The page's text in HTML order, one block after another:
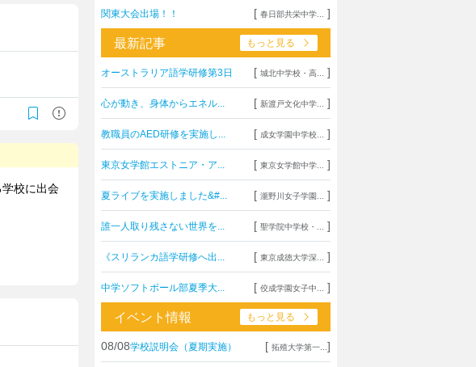
関東大会出場！！ [ 春日部共栄中学... ]
最新記事 もっと見る
オーストラリア語学研修第3日 [ 城北中学校・高... ]
心が動き、身体からエネル... [ 新渡戸文化中学... ]
教職員のAED研修を実施し... [ 成女学園中学校... ]
東京女学館エストニア・ア... [ 東京女学館中学... ]
夏ライブを実施しました&#... [ 瀧野川女子学園... ]
誰一人取り残さない世界を... [ 聖学院中学校・... ]
《スリランカ語学研修へ出... [ 東京成徳大学深... ]
中学ソフトボール部夏季大... [ 佼成学園女子中... ]
イベント情報 もっと見る
08/08学校説明会（夏期実施） [ 拓殖大学第一... ]